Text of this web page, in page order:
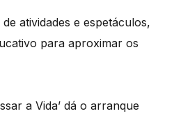
atividades e espetáculos,
para aproximar os
a Vida’ dá o arranque